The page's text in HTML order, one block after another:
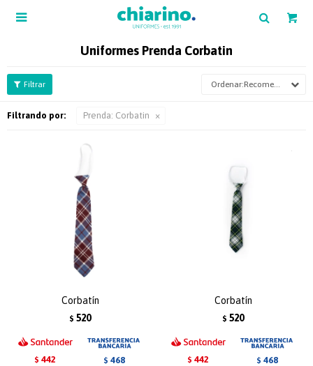

Uniformes Prenda Corbatin
Recomendados
Filtrando por: Prenda: Corbatin
Corbatín
$ 520
$ 442 $ 468
Corbatín
$ 520
$ 442 $ 468